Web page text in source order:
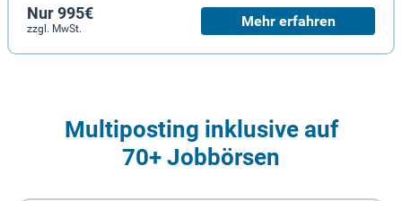
Nur 995€
zzgl. MwSt. Mehr erfahren
Multiposting inklusive auf
70+ Jobbörsen